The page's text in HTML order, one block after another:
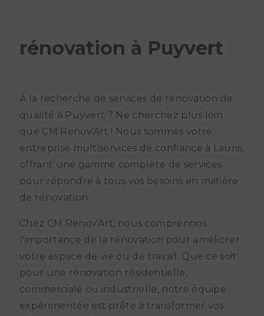
rénovation à Puyvert
À la recherche de services de rénovation de
qualité à Puyvert ? Ne cherchez plus loin
que CM Renov'Art ! Nous sommes votre
entreprise multiservices de confiance à Lauris,
offrant une gamme complète de services
pour répondre à tous vos besoins en matière
de rénovation.
Chez CM Renov'Art, nous comprenons
l'importance de la rénovation pour améliorer
votre espace de vie ou de travail. Que ce soit
pour une rénovation résidentielle,
commerciale ou industrielle, notre équipe
expérimentée est prête à transformer vos